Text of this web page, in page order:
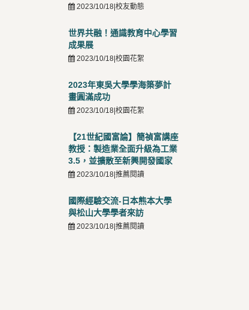
2023/10/18|校友動態
世界共融！通識教育中心學習
成果展
2023/10/18|校園花絮
2023年東吳大學學海築夢計
畫圓滿成功
2023/10/18|校園花絮
【21世紀國富論】簡禎富講座
教授：製造業全面升級為工業
3.5，並擴散至新興開發國家
2023/10/18|推薦閱讀
國際經驗交流-日本熊本大學
與松山大學學者來訪
2023/10/18|推薦閱讀